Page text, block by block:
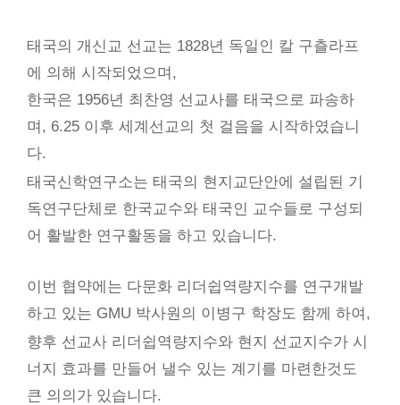
태국의 개신교 선교는 1828년 독일인 칼 구츨라프
에 의해 시작되었으며,
한국은 1956년 최찬영 선교사를 태국으로 파송하
며, 6.25 이후 세계선교의 첫 걸음을 시작하였습니
다.
태국신학연구소는 태국의 현지교단안에 설립된 기
독연구단체로 한국교수와 태국인 교수들로 구성되
어 활발한 연구활동을 하고 있습니다.
이번 협약에는 다문화 리더쉽역량지수를 연구개발
하고 있는 GMU 박사원의 이병구 학장도 함께 하여,
향후 선교사 리더쉽역량지수와 현지 선교지수가 시
너지 효과를 만들어 낼수 있는 계기를 마련한것도
큰 의의가 있습니다.